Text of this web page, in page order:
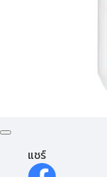
แชร์